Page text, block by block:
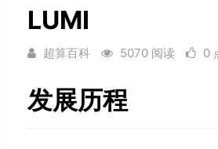
LUMI
超算百科 5070 阅读 0
发展历程